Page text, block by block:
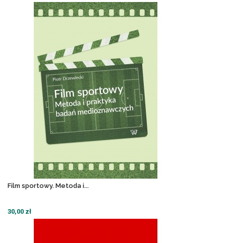
Film sportowy. Metoda i...
30,00 zł